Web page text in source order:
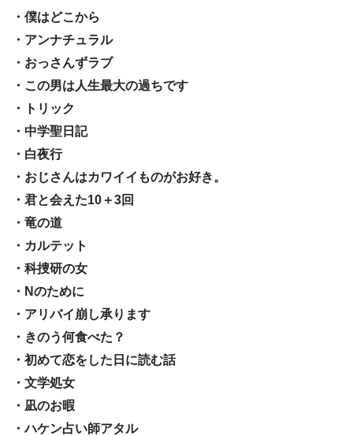
・僕はどこから
・アンナチュラル
・おっさんずラブ
・この男は人生最大の過ちです
・トリック
・中学聖日記
・白夜行
・おじさんはカワイイものがお好き。
・君と会えた10＋3回
・竜の道
・カルテット
・科捜研の女
・Nのために
・アリバイ崩し承ります
・きのう何食べた？
・初めて恋をした日に読む話
・文学処女
・凪のお暇
・ハケン占い師アタル